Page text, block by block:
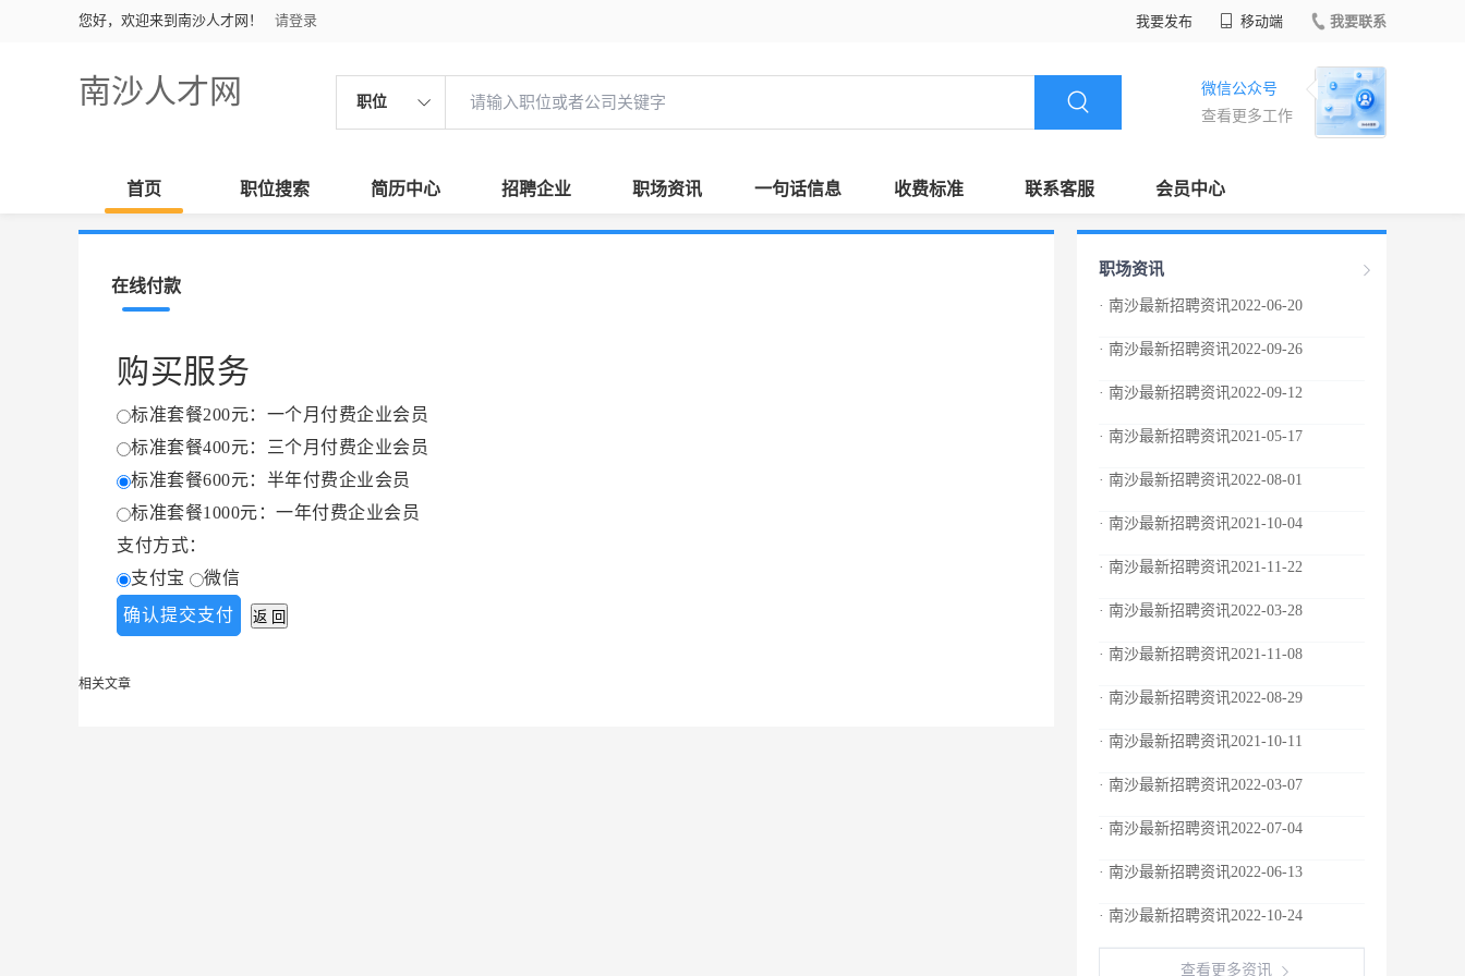
您好，欢迎来到南沙人才网！ 请登录 我要发布 移动端 我要联系
南沙人才网 职位
微信公众号
查看更多工作
首页 职位搜索 简历中心 招聘企业 职场资讯 一句话信息 收费标准 联系客服 会员中心
在线付款
购买服务
标准套餐200元：一个月付费企业会员
标准套餐400元：三个月付费企业会员
标准套餐600元：半年付费企业会员
标准套餐1000元：一年付费企业会员
支付方式：
支付宝
微信
相关文章
职场资讯
· 南沙最新招聘资讯2022-06-20
· 南沙最新招聘资讯2022-09-26
· 南沙最新招聘资讯2022-09-12
· 南沙最新招聘资讯2021-05-17
· 南沙最新招聘资讯2022-08-01
· 南沙最新招聘资讯2021-10-04
· 南沙最新招聘资讯2021-11-22
· 南沙最新招聘资讯2022-03-28
· 南沙最新招聘资讯2021-11-08
· 南沙最新招聘资讯2022-08-29
· 南沙最新招聘资讯2021-10-11
· 南沙最新招聘资讯2022-03-07
· 南沙最新招聘资讯2022-07-04
· 南沙最新招聘资讯2022-06-13
· 南沙最新招聘资讯2022-10-24
查看更多资讯